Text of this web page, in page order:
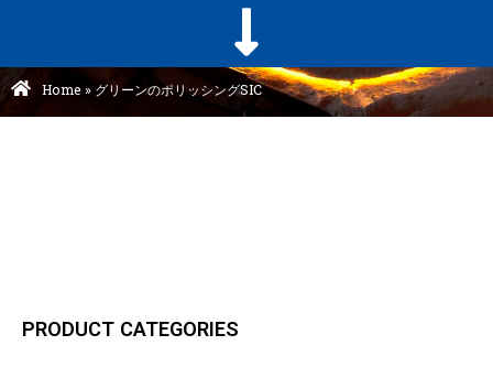
Home » グリーンのポリッシングSIC
PRODUCT CATEGORIES